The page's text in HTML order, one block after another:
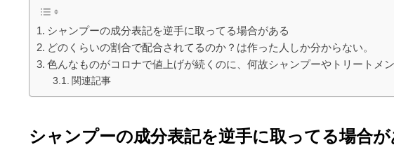
シャンプーの成分表記を逆手に取ってる場合がある
どのくらいの割合で配合されてるのか？は作った人しか分からない。
色んなものがコロナで値上げが続くのに、何故シャンプーやトリートメ
関連記事
シャンプーの成分表記を逆手に取ってる場合が